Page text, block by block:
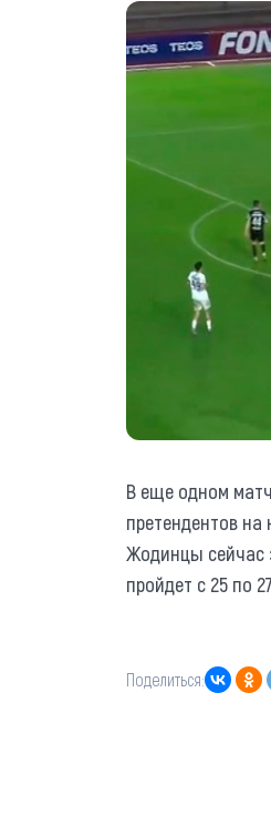
В еще одном
претендентов
Жодинцы сейчас
пройдет с 25 по
Поделиться: